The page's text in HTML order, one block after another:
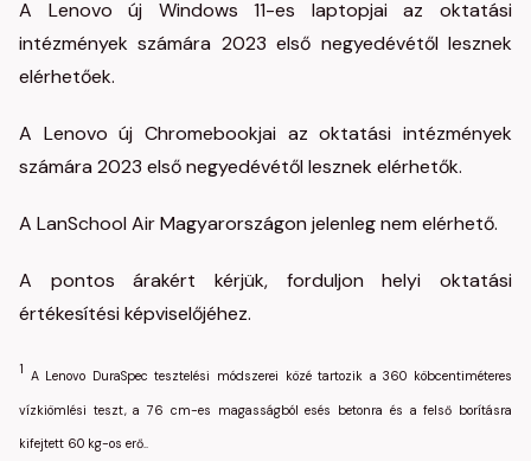
A Lenovo új Windows 11-es laptopjai az oktatási
intézmények számára 2023 első negyedévétől lesznek
elérhetőek.
A Lenovo új Chromebookjai az oktatási intézmények
számára 2023 első negyedévétől lesznek elérhetők.
A LanSchool Air Magyarországon jelenleg nem elérhető.
A pontos árakért kérjük, forduljon helyi oktatási
értékesítési képviselőjéhez.
1 A Lenovo DuraSpec tesztelési módszerei közé tartozik a 360 köbcentiméteres
vízkiömlési teszt, a 76 cm-es magasságból esés betonra és a felső borításra
kifejtett 60 kg-os erő..